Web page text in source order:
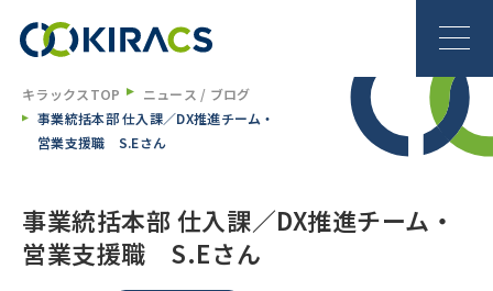
キラックスTOP
ニュース / ブログ
事業統括本部 仕入課／DX推進チーム・
営業支援職 S.Eさん
事業統括本部 仕入課／DX推進チーム・
営業支援職 S.Eさん